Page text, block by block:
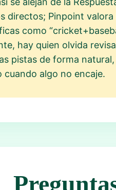
directos; Pinpoint
como
hay quien olvida
pistas de forma
cuando algo no encaje.